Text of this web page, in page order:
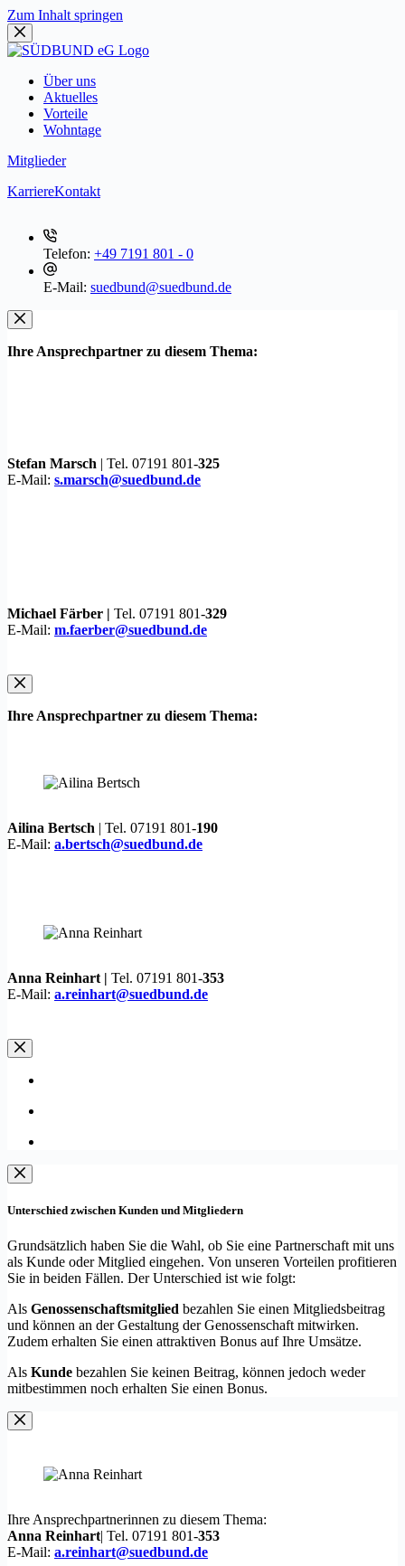
Zum Inhalt springen
Über uns
Aktuelles
Vorteile
Wohntage
Mitglieder
KarriereKontakt
Telefon: +49 7191 801 - 0
E-Mail: suedbund@suedbund.de
Ihre Ansprechpartner zu diesem Thema:
Stefan Marsch | Tel. 07191 801-325
E-Mail: s.marsch@suedbund.de
Michael Färber | Tel. 07191 801-329
E-Mail: m.faerber@suedbund.de
Ihre Ansprechpartner zu diesem Thema:
Ailina Bertsch | Tel. 07191 801-190
E-Mail: a.bertsch@suedbund.de
Anna Reinhart | Tel. 07191 801-353
E-Mail: a.reinhart@suedbund.de
Unterschied zwischen Kunden und Mitgliedern
Grundsätzlich haben Sie die Wahl, ob Sie eine Partnerschaft mit uns
als Kunde oder Mitglied eingehen. Von unseren Vorteilen profitieren
Sie in beiden Fällen. Der Unterschied ist wie folgt:
Als Genossenschaftsmitglied bezahlen Sie einen Mitgliedsbeitrag
und können an der Gestaltung der Genossenschaft mitwirken.
Zudem erhalten Sie einen attraktiven Bonus auf Ihre Umsätze.
Als Kunde bezahlen Sie keinen Beitrag, können jedoch weder
mitbestimmen noch erhalten Sie einen Bonus.
Ihre Ansprechpartnerinnen zu diesem Thema:
Anna Reinhart| Tel. 07191 801-353
E-Mail: a.reinhart@suedbund.de